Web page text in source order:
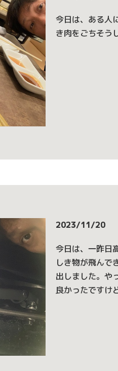
今日は、ある人
き肉をごちそう
2023/11/20
今日は、一昨日
しき物が飛んで
出しました。や
良かったですけ